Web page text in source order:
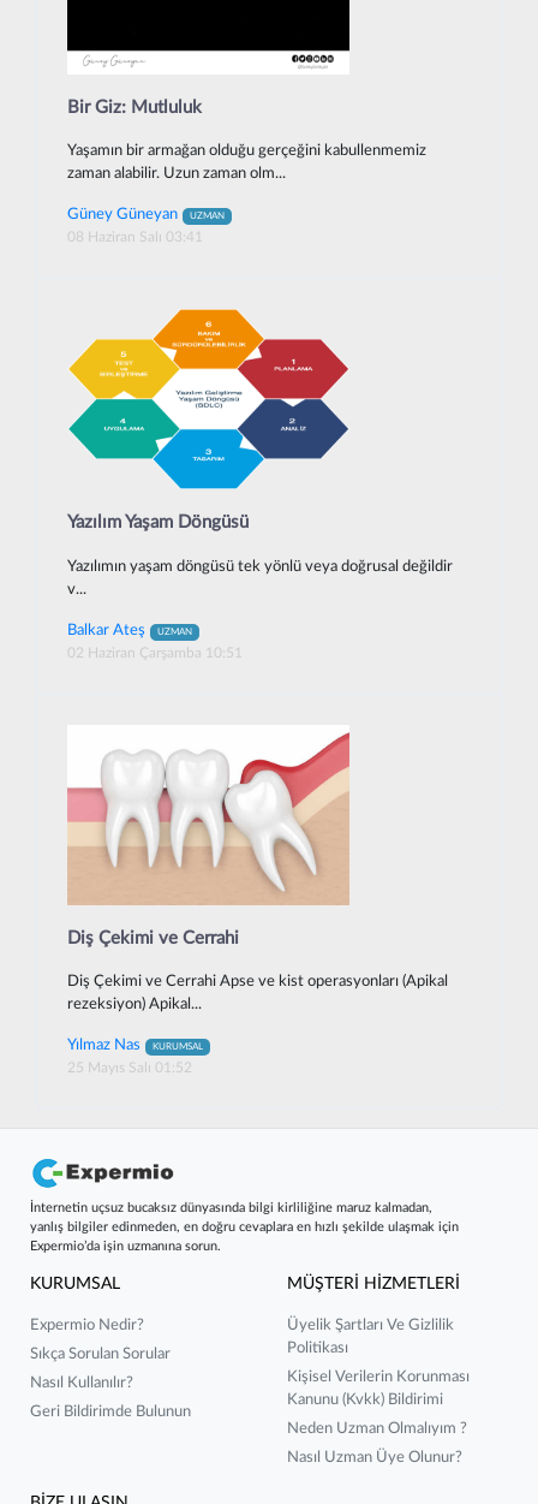
Bir Giz: Mutluluk
Yaşamın bir armağan olduğu gerçeğini kabullenmemiz
zaman alabilir. Uzun zaman olm...
Güney Güneyan UZMAN
08 Haziran Salı 03:41
Yazılım Yaşam Döngüsü
Yazılımın yaşam döngüsü tek yönlü veya doğrusal değildir
v...
Balkar Ateş UZMAN
02 Haziran Çarşamba 10:51
Diş Çekimi ve Cerrahi
Diş Çekimi ve Cerrahi Apse ve kist operasyonları (Apikal
rezeksiyon) Apikal...
Yılmaz Nas KURUMSAL
25 Mayıs Salı 01:52
İnternetin uçsuz bucaksız dünyasında bilgi kirliliğine maruz kalmadan,
yanlış bilgiler edinmeden, en doğru cevaplara en hızlı şekilde ulaşmak için
Expermio’da işin uzmanına sorun.
KURUMSAL
Expermio Nedir?
Sıkça Sorulan Sorular
Nasıl Kullanılır?
Geri Bildirimde Bulunun
MÜŞTERİ HİZMETLERİ
Üyelik Şartları Ve Gizlilik
Politikası
Kişisel Verilerin Korunması
Kanunu (kvkk) Bildirimi
Neden Uzman Olmalıyım ?
Nasıl Uzman Üye Olunur?